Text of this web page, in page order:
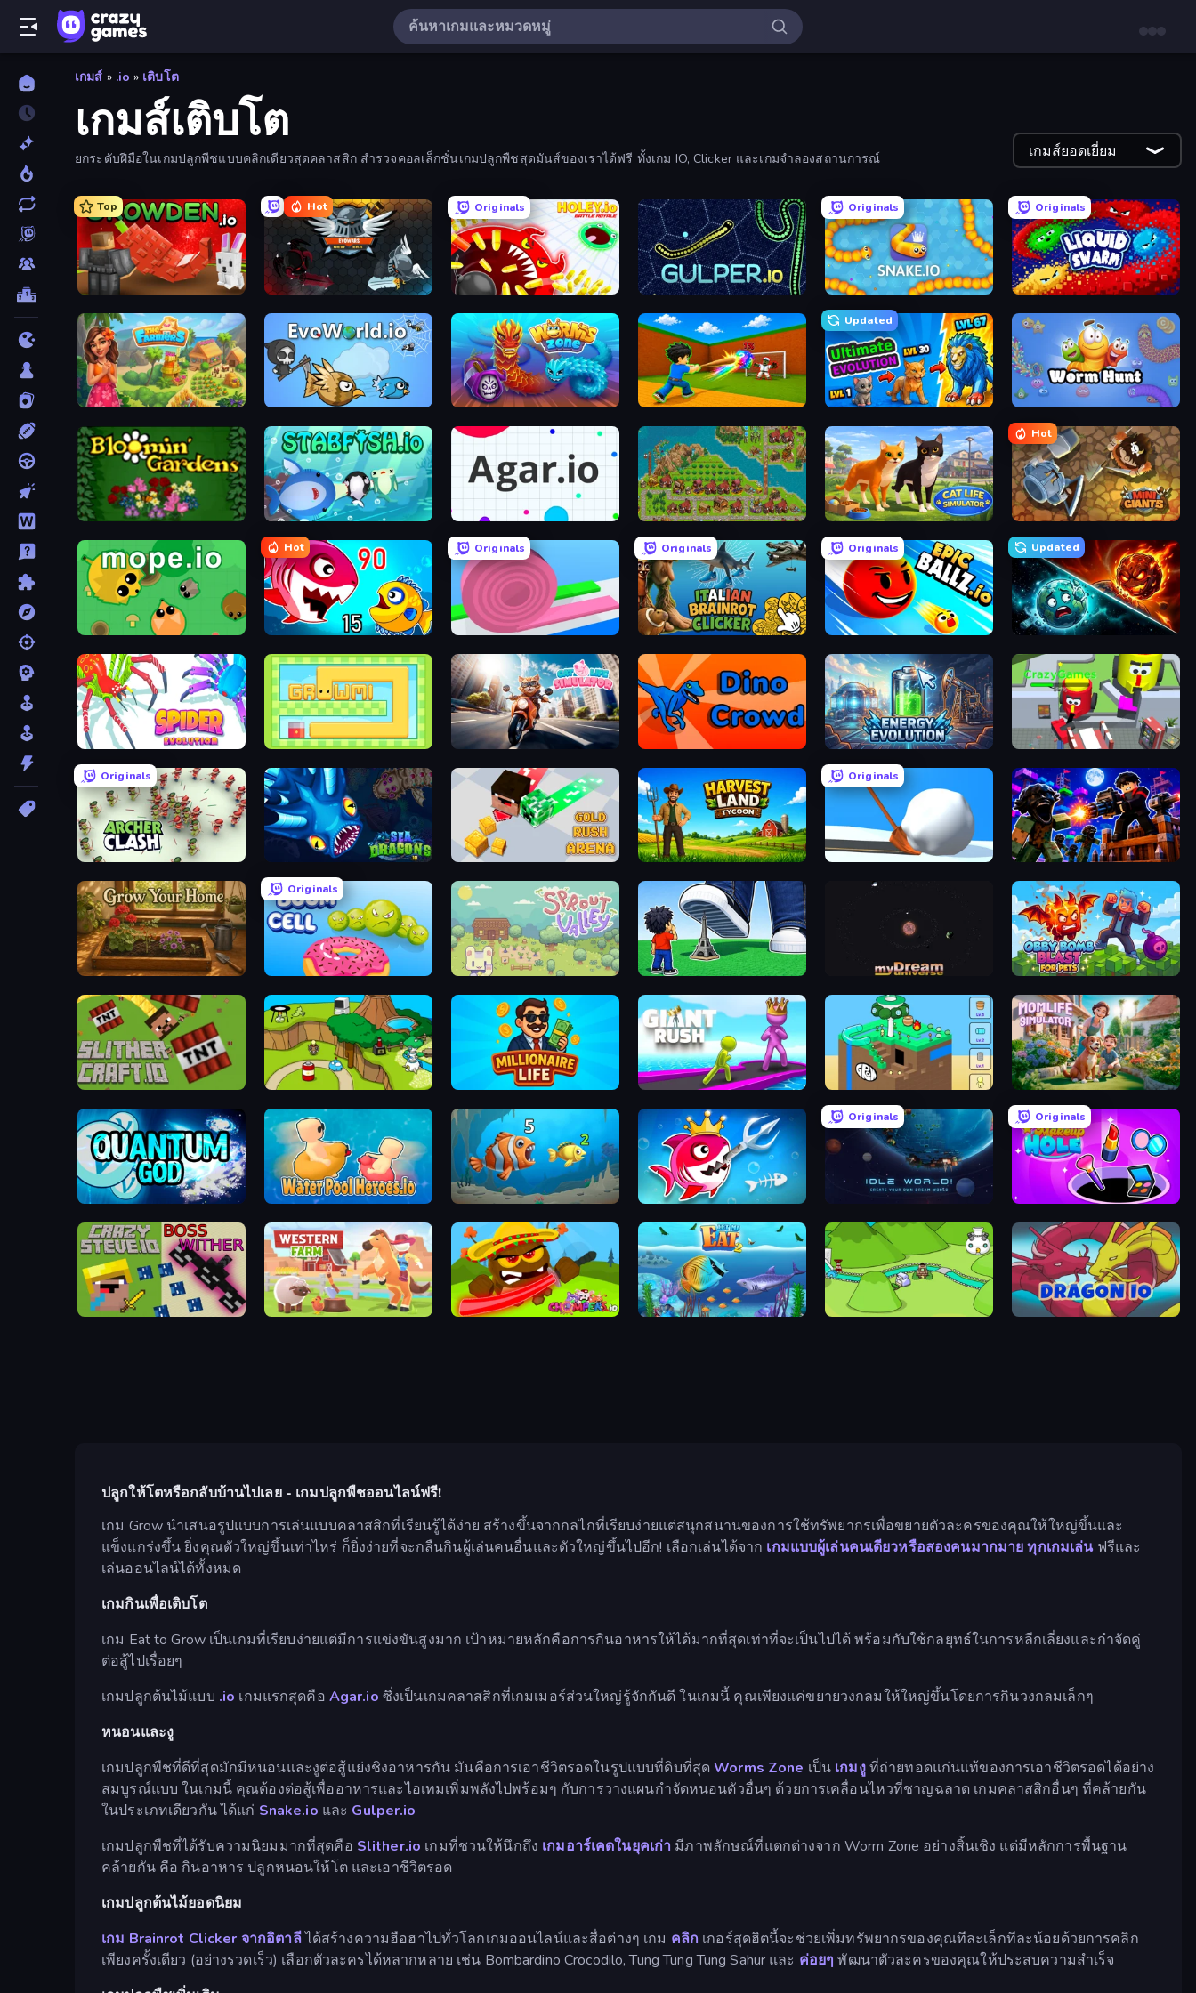
เกมส์ » .io » เติบโต
เกมส์เติบโต
ยกระดับฝีมือในเกมปลูกพืชแบบคลิกเดียวสุดคลาสสิก สำรวจคอลเล็กชั่นเกมปลูกพืชสุดมันส์ของเราได้ฟรี ทั้งเกม IO, Clicker และเกมจำลองสถานการณ์ เกมส์ยอดเยี่ยม
Top
Grow A Garden | Growden.io
Hot
EvoWars.io
Originals
Holey.io Battle Royale Gulper.io
Originals
Snake.io
Originals
Liquid Swarm
The Farmers EvoWorld.io (FlyOrDie.io) Worms.Zone Baseball For Brainrot
Updated
Ultimate Evolution Worm Hunt
Blooming Gardens Stabfish.io Agar.io City Idle Cat Life Simulator 3D
Hot
MiniGiants.io
Mope.io
Hot
Fish Eat Getting Big
Originals
Layers Roll
Originals
Italian Brainrot Clicker Game
Originals
EpicBallz.io
Updated
PlanetCrush 2
Growmi Cat Life Simulator Dino Crowd Energy Evolution CleanUp.IO
Originals
Archer Clash SeaDragons.io Gold Rush Arena Harvest Land Tycoon
Originals
Shovel 3D Base Obby: Zombie Defense
Grow Your Home
Originals
Boom Cell Sprout Valley Obby: Click and Grow myDream Universe Obby Bomb Blast For Pets
SlitherCraft.io Grow Island Millionaire Life Giant Rush! Grow Cube Momlife Simulator
Quantum God Water Pool Heroes.io Hungry Ocean: Eat, Feed and Grow Fish Fish Stab Getting Big
Originals Originals
Make Up Hole
CrazySteve.io Western Farm Chompers.io Let Me Eat 2: Feeding Madness Grow Valley Dragon.io
ปลูกให้โตหรือกลับบ้านไปเลย - เกมปลูกพืชออนไลน์ฟรี!
เกม Grow นำเสนอรูปแบบการเล่นแบบคลาสสิกที่เรียนรู้ได้ง่าย สร้างขึ้นจากกลไกที่เรียบง่ายแต่สนุกสนานของการใช้ทรัพยากรเพื่อขยายตัวละครของคุณให้ใหญ่ขึ้นและ
แข็งแกร่งขึ้น ยิ่งคุณตัวใหญ่ขึ้นเท่าไหร่ ก็ยิ่งง่ายที่จะกลืนกินผู้เล่นคนอื่นและตัวใหญ่ขึ้นไปอีก! เลือกเล่นได้จาก เกมแบบผู้เล่นคนเดียวหรือสองคนมากมาย ทุกเกมเล่นฟรีและ
เล่นออนไลน์ได้ทั้งหมด
เกมกินเพื่อเติบโต
เกม Eat to Grow เป็นเกมที่เรียบง่ายแต่มีการแข่งขันสูงมาก เป้าหมายหลักคือการกินอาหารให้ได้มากที่สุดเท่าที่จะเป็นไปได้ พร้อมกับใช้กลยุทธ์ในการหลีกเลี่ยงและกำจัดคู่
ต่อสู้ไปเรื่อยๆ
เกมปลูกต้นไม้แบบ .io เกมแรกสุดคือ Agar.io ซึ่งเป็นเกมคลาสสิกที่เกมเมอร์ส่วนใหญ่รู้จักกันดี ในเกมนี้ คุณเพียงแค่ขยายวงกลมให้ใหญ่ขึ้นโดยการกินวงกลมเล็กๆ
หนอนและงู
เกมปลูกพืชที่ดีที่สุดมักมีหนอนและงูต่อสู้แย่งชิงอาหารกัน มันคือการเอาชีวิตรอดในรูปแบบที่ดิบที่สุดWorms Zone เป็น เกมงูที่ถ่ายทอดแก่นแท้ของการเอาชีวิตรอดได้อย่าง
สมบูรณ์แบบ ในเกมนี้ คุณต้องต่อสู้เพื่ออาหารและไอเทมเพิ่มพลังไปพร้อมๆ กับการวางแผนกำจัดหนอนตัวอื่นๆ ด้วยการเคลื่อนไหวที่ชาญฉลาด เกมคลาสสิกอื่นๆ ที่คล้ายกัน
ในประเภทเดียวกัน ได้แก่ Snake.io และ Gulper.io
เกมปลูกพืชที่ได้รับความนิยมมากที่สุดคือ Slither.io เกมที่ชวนให้นึกถึง เกมอาร์เคดในยุคเก่า มีภาพลักษณ์ที่แตกต่างจาก Worm Zone อย่างสิ้นเชิง แต่มีหลักการพื้นฐาน
คล้ายกัน คือ กินอาหาร ปลูกหนอนให้โต และเอาชีวิตรอด
เกมปลูกต้นไม้ยอดนิยม
เกม Brainrot Clicker จากอิตาลีได้สร้างความฮือฮาไปทั่วโลกเกมออนไลน์และสื่อต่างๆ เกม คลิก เกอร์สุดฮิตนี้จะช่วยเพิ่มทรัพยากรของคุณทีละเล็กทีละน้อยด้วยการคลิก
เพียงครั้งเดียว (อย่างรวดเร็ว) เลือกตัวละครได้หลากหลาย เช่น Bombardino Crocodilo, Tung Tung Tung Sahur และ ค่อยๆ พัฒนาตัวละครของคุณให้ประสบความสำเร็จ